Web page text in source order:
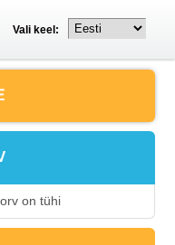
Vali keel:
on tühi